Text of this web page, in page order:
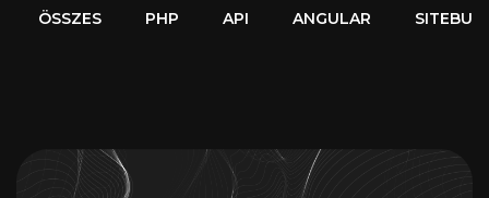
ÖSSZES PHP API ANGULAR